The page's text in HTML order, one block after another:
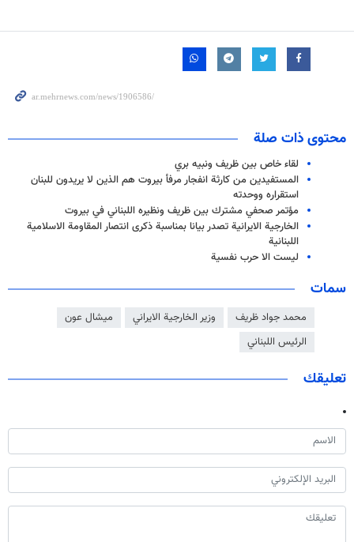
محتوى ذات صلة
لقاء خاص بين ظريف ونبيه بري
المستفيدين من كارثة انفجار مرفأ بيروت هم الذين لا يريدون للبنان
استقراره ووحدته
مؤتمر صحفي مشترك بين ظريف ونظيره اللبناني في بيروت
الخارجية الايرانية تصدر بيانا بمناسبة ذكرى انتصار المقاومة الاسلامية
اللبنانية
لیست الا حرب نفسیة
سمات
محمد جواد ظريف وزير الخارجية الايراني
ميشال عون
الرئيس اللبناني
تعليقك